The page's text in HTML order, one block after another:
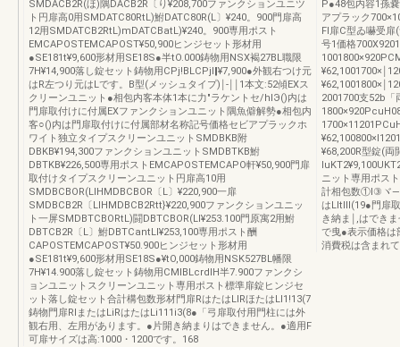
SMDACB2R(ほ)隅DACB2R〔り¥208,700ファンクションユニツ
ト円扉高0用SMDATC80RtL)鮒DATC80R(L〕¥240。900門扉高
12用SMDATCB2RtL)mDATCBatL)¥240。900専用ポスト
EMCAPOSTEMCAPOST¥50,900ヒンジセット形材用
●SE181t¥9,600形材用SE18S●半tO.000鋳物用NSX褐27BL職限
7H¥14,900落し錠セット鋳物用CPj!BLCPjl‖¥7,900●外観右つけ元
はR左つり元はLです。B型(メッシュタイプ)￨‐￨￨1本文:52傾EXス
クリーンユニット●相包内客本体1本に力″ラケントセ/hlЭ()内は
門扉取付けに付属EXファンクションユニット隅魚僻解勢●相包内
客○()内は門扉取付けに付属部材名称記号価格セビアプラックホ
ワイト独立タイプスクリーンユニットSMDBKB附
DBKB¥194,300ファンクションユニットSMDBTKB鮒
DBTKB¥226,500専用ポストEMCAPOSTEMCAPO軒¥50,900門扉
取付けタイプスクリーンユニット円扉高10用
SMDBCBOR(LlHMDBCBOR〔L〕¥220,900一扉
SMDBCB2R〔LlHMDBCB2Rtt}¥220,900ファンクションユニッ
ト一屏SMDBTCBORtL)闘DBTCBOR(Ll¥253.100門原寓2用鮒
DBTCB2R〔L〕鮒DBTCantLl¥253,100専用ポスト酬
CAPOSTEMCAPOST¥50.900ヒンジセット形材用
●SE181t¥9,600形材用SE18S●¥tO,000鋳物用NSK527BL幡限
7H¥14.900落し錠セット鋳物用CMlBLcrdlH半7.900ファンクシ
ョンユニットスクリーンユニット専用ポスト標準扉錠ヒンジセ
ット落し錠セット合計構包数形材門扉RはたはLlRほたはLl1!13(7
鋳物門扉RlまたはLiRはたはLi111i3(8●「弓扉取付用門柱には外
観右用、左用があります。●片開き納まりはできません。●適用F
可扉サイズは高:1000・1200です。168
P●48包内容1孫
アプラック
Fl扉C型ゐ嚇受
号1価格
¥62,1001700×￨
¥62,1001800×￨
2001700支52b「
¥68,200R型錠(両
ニット専用ポス
計相包数①l③ヾ―
はLltlll(19●門扉
き納ま￨,はでき
で曳●表示価格は
消費税は含まれ